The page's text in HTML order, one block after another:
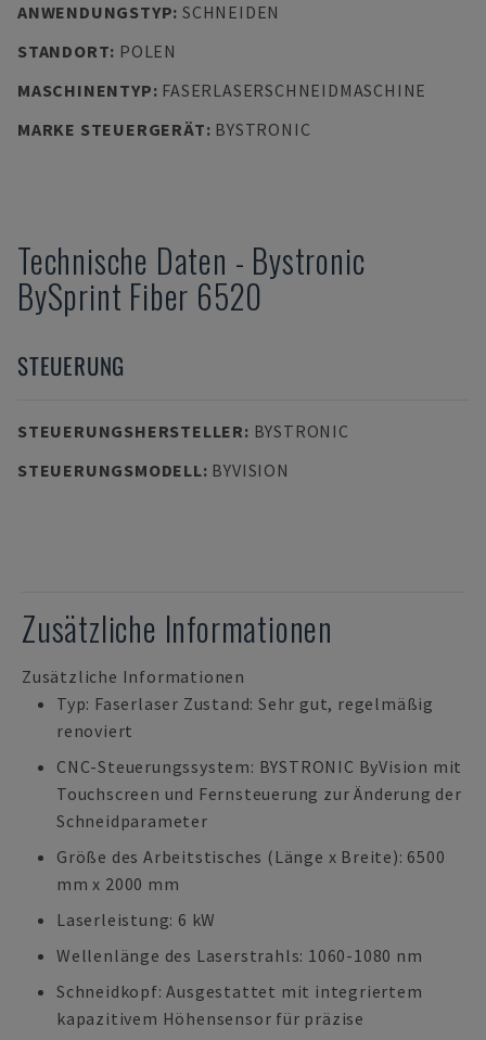
ANWENDUNGSTYP: SCHNEIDEN
STANDORT: POLEN
MASCHINENTYP: FASERLASERSCHNEIDMASCHINE
MARKE STEUERGERÄT: BYSTRONIC
Technische Daten - Bystronic
BySprint Fiber 6520
STEUERUNG
STEUERUNGSHERSTELLER: BYSTRONIC
STEUERUNGSMODELL: BYVISION
Zusätzliche Informationen
Zusätzliche Informationen
Typ: Faserlaser Zustand: Sehr gut, regelmäßig
renoviert
CNC-Steuerungssystem: BYSTRONIC ByVision mit
Touchscreen und Fernsteuerung zur Änderung der
Schneidparameter
Größe des Arbeitstisches (Länge x Breite): 6500
mm x 2000 mm
Laserleistung: 6 kW
Wellenlänge des Laserstrahls: 1060-1080 nm
Schneidkopf: Ausgestattet mit integriertem
kapazitivem Höhensensor für präzise